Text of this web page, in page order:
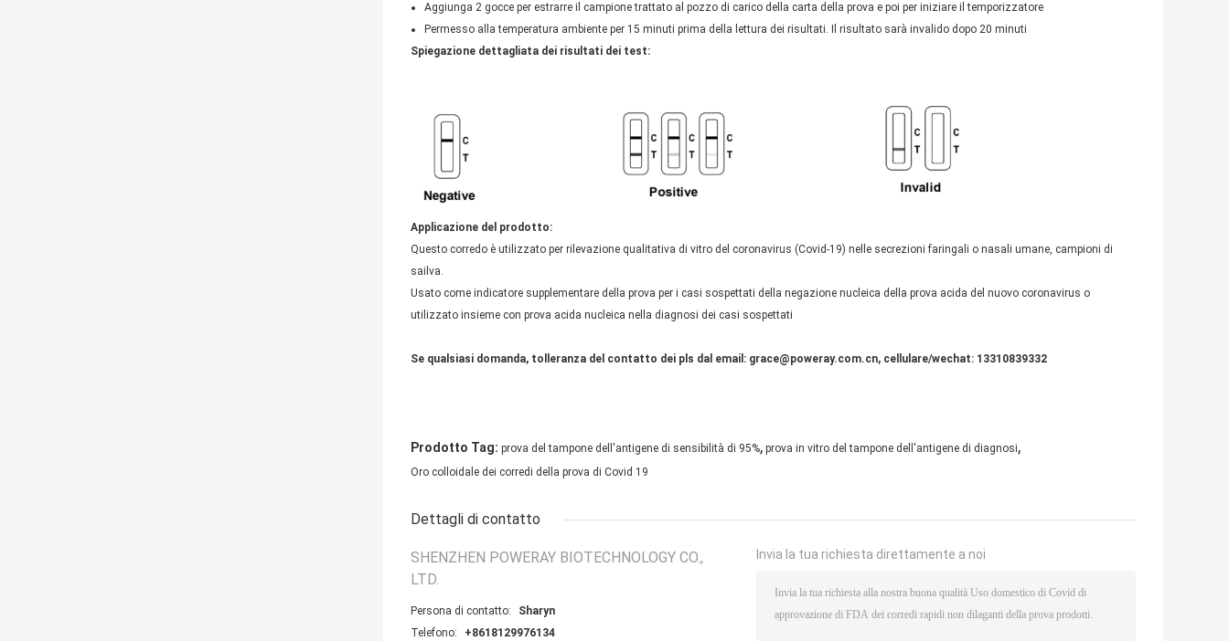
INVIA
Aggiunga 2 gocce per estrarre il campione trattato al pozzo di carico della carta della prova e poi per iniziare il temporizzatore
Permesso alla temperatura ambiente per 15 minuti prima della lettura dei risultati. Il risultato sarà invalido dopo 20 minuti
Spiegazione dettagliata dei risultati dei test:
Applicazione del prodotto:
Questo corredo è utilizzato per rilevazione qualitativa di vitro del coronavirus (Covid-19) nelle secrezioni faringali o nasali umane, campioni di
sailva.
Usato come indicatore supplementare della prova per i casi sospettati della negazione nucleica della prova acida del nuovo coronavirus o
utilizzato insieme con prova acida nucleica nella diagnosi dei casi sospettati
Se qualsiasi domanda, tolleranza del contatto dei pls dal email: grace@poweray.com.cn, cellulare/wechat: 13310839332
Prodotto Tag: prova del tampone dell'antigene di sensibilità di 95%, prova in vitro del tampone dell'antigene di diagnosi,
Oro colloidale dei corredi della prova di Covid 19
Dettagli di contatto
SHENZHEN POWERAY BIOTECHNOLOGY CO.,
LTD.
Persona di contatto:
Sharyn
Telefono:
+8618129976134
Invia la tua richiesta direttamente a noi